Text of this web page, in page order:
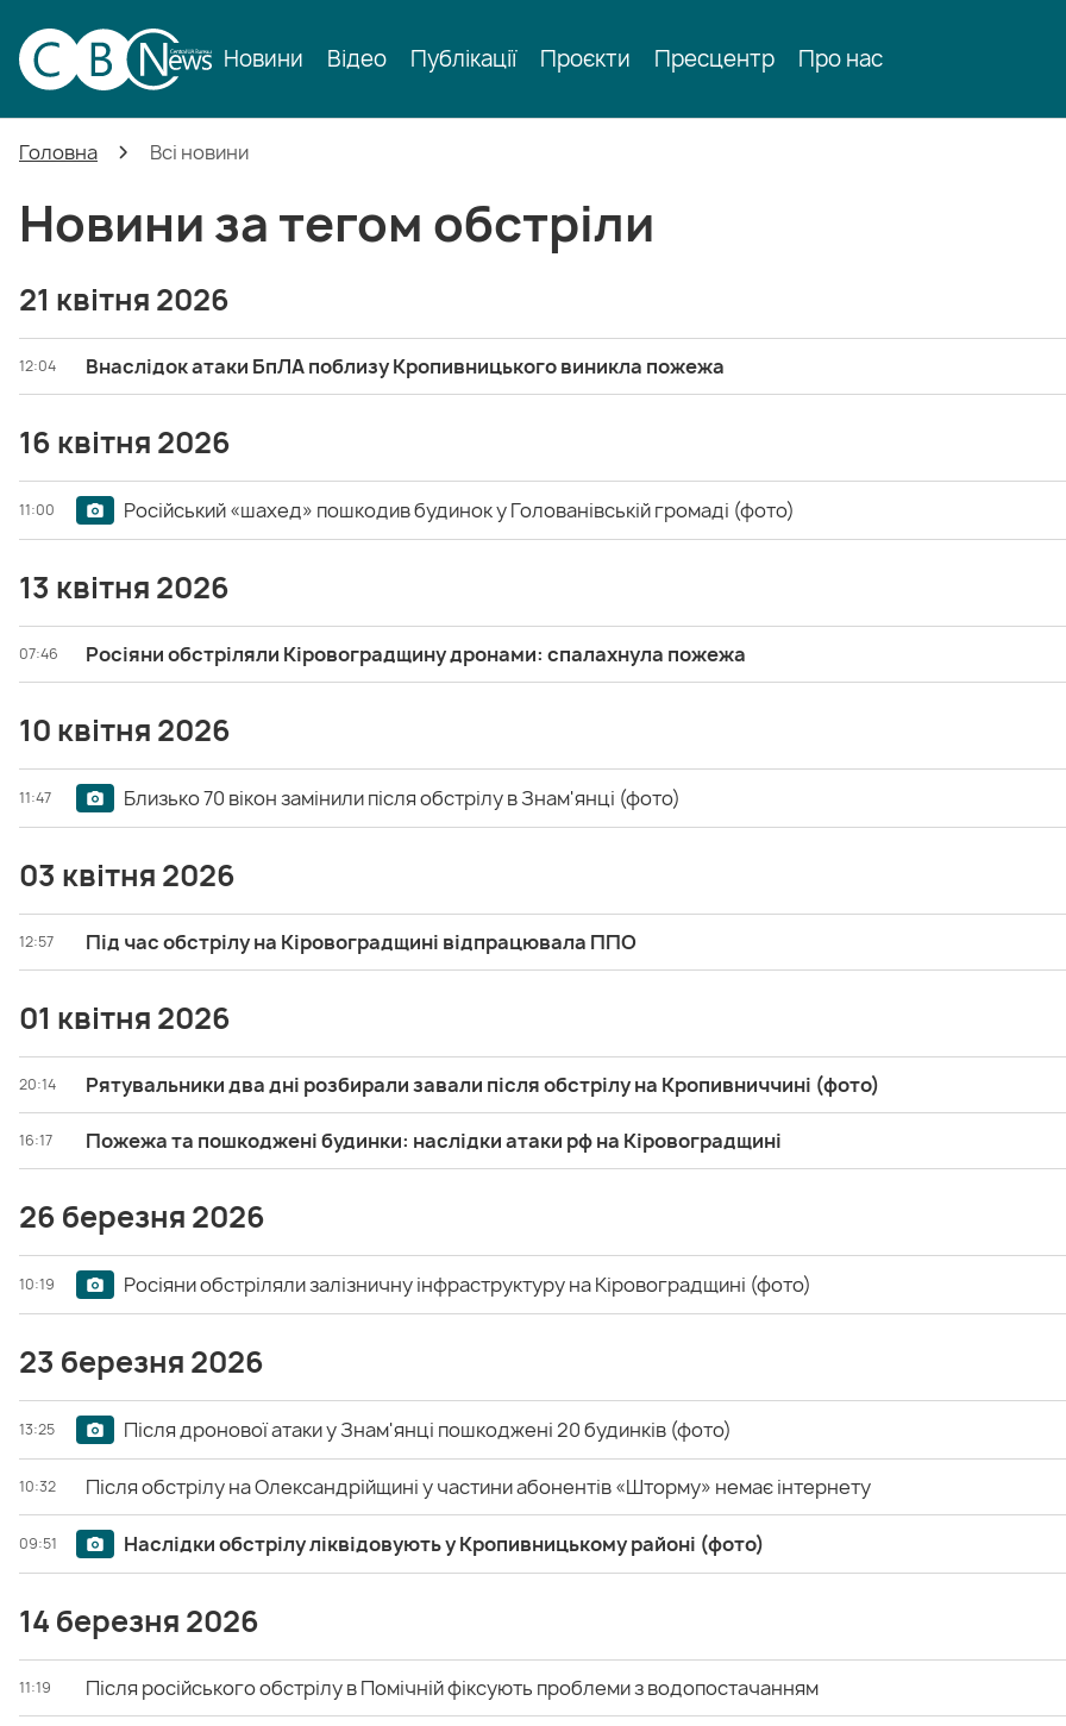
Новини Відео Публікації Проєкти Пресцентр Про нас
Головна Всі новини
Новини за тегом обстріли
21 квітня 2026
12:04 Внаслідок атаки БпЛА поблизу Кропивницького виникла пожежа
16 квітня 2026
11:00 Російський «шахед» пошкодив будинок у Голованівській громаді (фото)
13 квітня 2026
07:46 Росіяни обстріляли Кіровоградщину дронами: спалахнула пожежа
10 квітня 2026
11:47 Близько 70 вікон замінили після обстрілу в Знам'янці (фото)
03 квітня 2026
12:57 Під час обстрілу на Кіровоградщині відпрацювала ППО
01 квітня 2026
20:14 Рятувальники два дні розбирали завали після обстрілу на Кропивниччині (фото)
16:17 Пожежа та пошкоджені будинки: наслідки атаки рф на Кіровоградщині
26 березня 2026
10:19 Росіяни обстріляли залізничну інфраструктуру на Кіровоградщині (фото)
23 березня 2026
13:25 Після дронової атаки у Знам'янці пошкоджені 20 будинків (фото)
10:32 Після обстрілу на Олександрійщині у частини абонентів «Шторму» немає інтернету
09:51 Наслідки обстрілу ліквідовують у Кропивницькому районі (фото)
14 березня 2026
11:19 Після російського обстрілу в Помічній фіксують проблеми з водопостачанням